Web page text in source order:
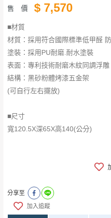
售 價 $ 7,570
■材質
材質：採用符合國際標準低甲醛
塗裝：採用PU耐磨.耐水塗裝
表面：專利技術耐磨木紋同調浮
結構：黑砂粉體烤漆五金架
(可自行左右擺放)
■尺寸
寬120.5X深65X高140(公分)
分享至
加入追蹤